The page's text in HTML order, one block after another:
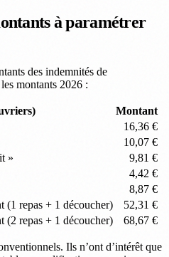
à paramétrer
des indemnités de
montants 2026 :
Montant
16,36 €
10,07 €
»
9,81 €
4,42 €
8,87 €
(1 repas + 1 découcher)
52,31 €
(2 repas + 1 découcher)
68,67 €
Ils n’ont d’intérêt que